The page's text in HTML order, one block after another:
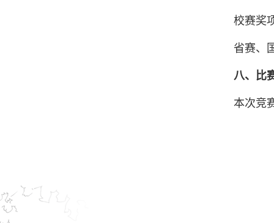
校赛奖
省赛、
八、比
本次竞